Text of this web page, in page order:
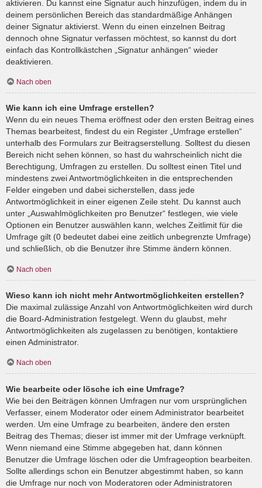
aktivieren. Du kannst eine Signatur auch hinzufügen, indem du in
deinem persönlichen Bereich das standardmäßige Anhängen
deiner Signatur aktivierst. Wenn du einen einzelnen Beitrag
dennoch ohne Signatur verfassen möchtest, so kannst du dort
einfach das Kontrollkästchen „Signatur anhängen“ wieder
deaktivieren.
Nach oben
Wie kann ich eine Umfrage erstellen?
Wenn du ein neues Thema eröffnest oder den ersten Beitrag eines
Themas bearbeitest, findest du ein Register „Umfrage erstellen“
unterhalb des Formulars zur Beitragserstellung. Solltest du diesen
Bereich nicht sehen können, so hast du wahrscheinlich nicht die
Berechtigung, Umfragen zu erstellen. Du solltest einen Titel und
mindestens zwei Antwortmöglichkeiten in die entsprechenden
Felder eingeben und dabei sicherstellen, dass jede
Antwortmöglichkeit in einer eigenen Zeile steht. Du kannst auch
unter „Auswahlmöglichkeiten pro Benutzer“ festlegen, wie viele
Optionen ein Benutzer auswählen kann, welches Zeitlimit für die
Umfrage gilt (0 bedeutet dabei eine zeitlich unbegrenzte Umfrage)
und schließlich, ob die Benutzer ihre Stimme ändern können.
Nach oben
Wieso kann ich nicht mehr Antwortmöglichkeiten erstellen?
Die maximal zulässige Anzahl von Antwortmöglichkeiten wird durch
die Board-Administration festgelegt. Wenn du glaubst, mehr
Antwortmöglichkeiten als zugelassen zu benötigen, kontaktiere
einen Administrator.
Nach oben
Wie bearbeite oder lösche ich eine Umfrage?
Wie bei den Beiträgen können Umfragen nur vom ursprünglichen
Verfasser, einem Moderator oder einem Administrator bearbeitet
werden. Um eine Umfrage zu bearbeiten, ändere den ersten
Beitrag des Themas; dieser ist immer mit der Umfrage verknüpft.
Wenn niemand eine Stimme abgegeben hat, dann können
Benutzer die Umfrage löschen oder die Umfrageoption bearbeiten.
Sollte allerdings schon ein Benutzer abgestimmt haben, so kann
die Umfrage nur noch von Moderatoren oder Administratoren